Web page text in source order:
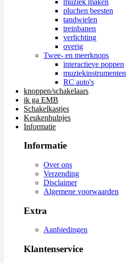
pluchen beesten
tandwielen
treinbanen
verlichting
overig
Twee- en meerknops
interactieve poppen
muziekinstrumenten
RC auto's
knoppen/schakelaars
ik ga EMB
Schakelkastjes
Keukenhulpjes
Informatie
Informatie
Over ons
Verzending
Disclaimer
Algemene voorwaarden
Extra
Aanbiedingen
Klantenservice